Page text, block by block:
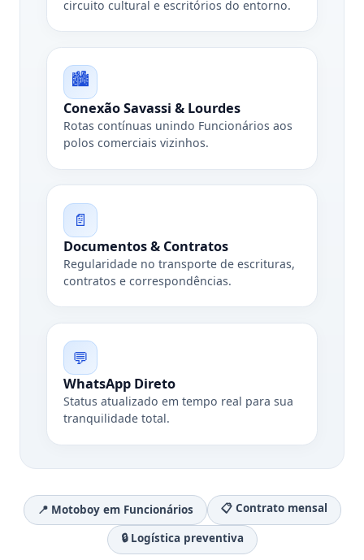
circuito cultural e escritórios do entorno.
🏙️
Conexão Savassi & Lourdes
Rotas contínuas unindo Funcionários aos
polos comerciais vizinhos.
📄
Documentos & Contratos
Regularidade no transporte de escrituras,
contratos e correspondências.
💬
WhatsApp Direto
Status atualizado em tempo real para sua
tranquilidade total.
📍 Motoboy em Funcionários 📋 Contrato mensal
🔒 Logística preventiva